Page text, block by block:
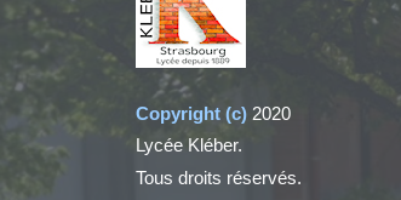
Copyright (c) 2020
Lycée Kléber.
Tous droits réservés.